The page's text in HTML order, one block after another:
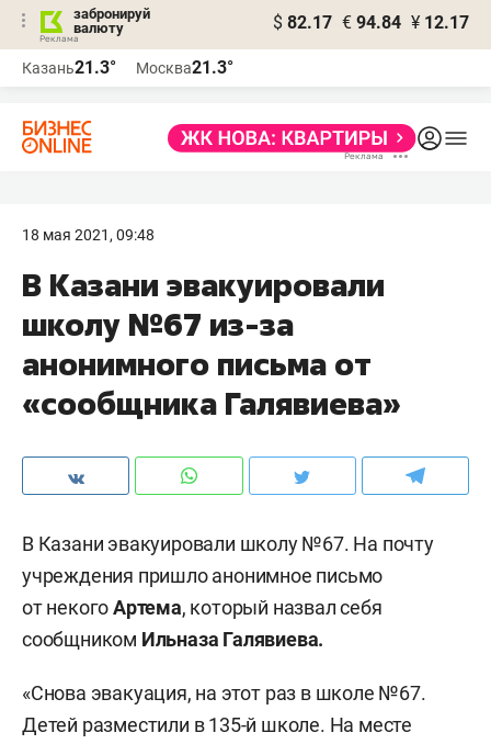
забронируй
валюту
$ 82.17 € 94.84 ¥ 12.17
Казань21.3° Москва21.3°
18 мая 2021, 09:48
В Казани эвакуировали
школу №67 из-за
анонимного письма от
«сообщника Галявиева»
В Казани эвакуировали школу №67. На почту
учреждения пришло анонимное письмо
от некогоАртема, который назвал себя
сообщником Ильназа Галявиева.
«Снова эвакуация, на этот раз в школе №67.
Детей разместили в 135-й школе. На месте